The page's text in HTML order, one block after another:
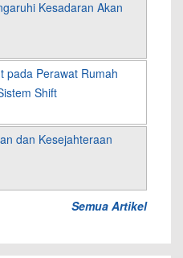
Kesadaran Akan
pada Perawat Rumah
Shift
dan Kesejahteraan
Semua Artikel